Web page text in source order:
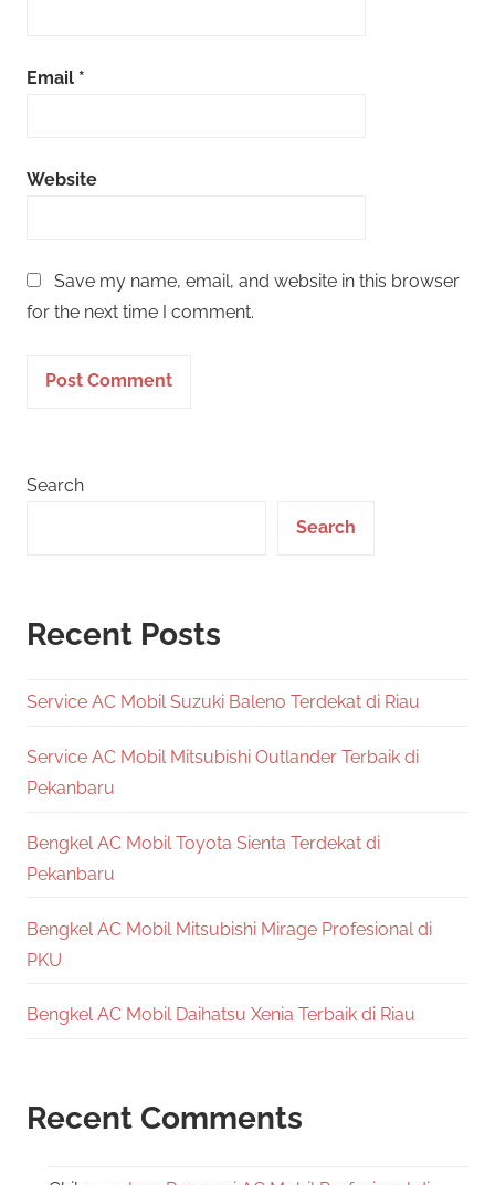
Email *
Website
Save my name, email, and website in this browser
for the next time I comment.
Search
Search
Recent Posts
Service AC Mobil Suzuki Baleno Terdekat di Riau
Service AC Mobil Mitsubishi Outlander Terbaik di
Pekanbaru
Bengkel AC Mobil Toyota Sienta Terdekat di
Pekanbaru
Bengkel AC Mobil Mitsubishi Mirage Profesional di
PKU
Bengkel AC Mobil Daihatsu Xenia Terbaik di Riau
Recent Comments